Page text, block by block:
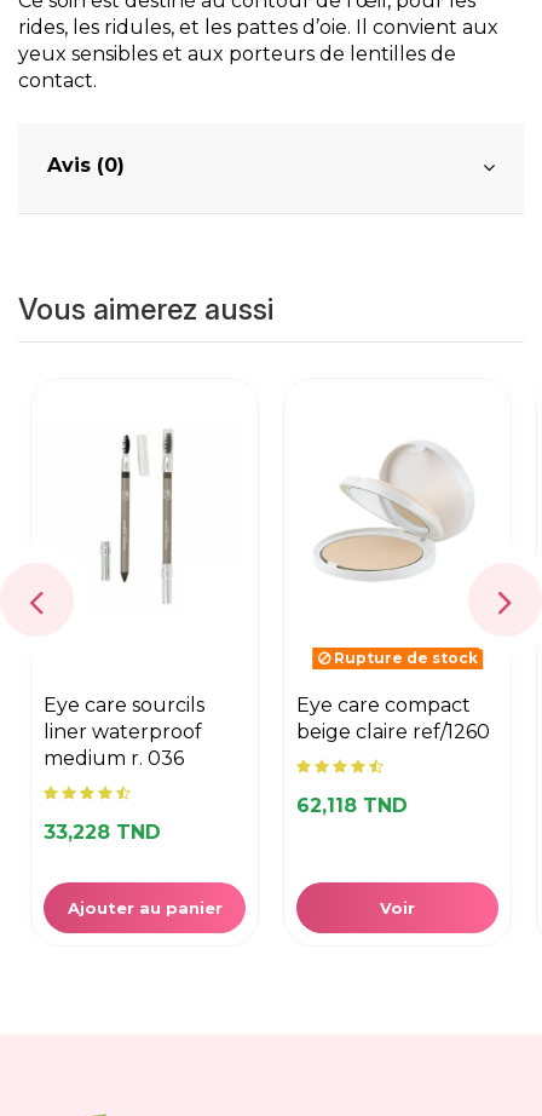
rides, les ridules, et les pattes d’oie. Il convient aux
yeux sensibles et aux porteurs de lentilles de
contact.
Avis (0)
Vous aimerez aussi
eye care sourcils
liner waterproof
medium r. 036
33,228 TND
Ajouter au panier
Rupture de stock
eye care compact
beige claire ref/1260
62,118 TND
Voir